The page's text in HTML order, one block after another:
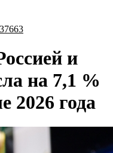
и
на 7,1 %
2026 года